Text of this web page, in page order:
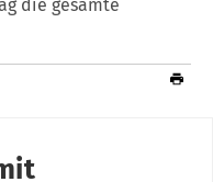
die gesamte